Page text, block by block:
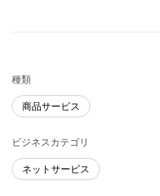
種類
商品サービス
ビジネスカテゴリ
ネットサービス